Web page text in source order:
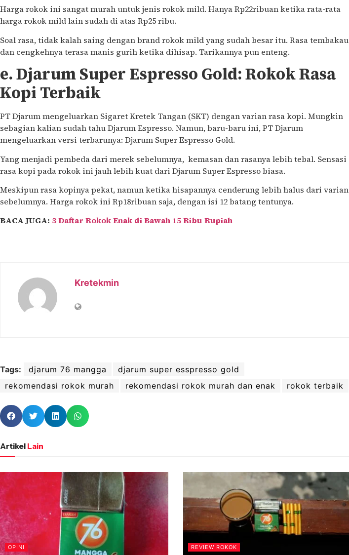
Harga rokok ini sangat murah untuk jenis rokok mild. Hanya Rp22ribuan ketika rata-rata
harga rokok mild lain sudah di atas Rp25 ribu.
Soal rasa, tidak kalah saing dengan brand rokok mild yang sudah besar itu. Rasa tembakau
dan cengkehnya terasa manis gurih ketika dihisap. Tarikannya pun enteng.
e. Djarum Super Espresso Gold: Rokok Rasa
Kopi Terbaik
PT Djarum mengeluarkan Sigaret Kretek Tangan (SKT) dengan varian rasa kopi. Mungkin
sebagian kalian sudah tahu Djarum Espresso. Namun, baru-baru ini, PT Djarum
mengeluarkan versi terbarunya: Djarum Super Espresso Gold.
Yang menjadi pembeda dari merek sebelumnya, kemasan dan rasanya lebih tebal. Sensasi
rasa kopi pada rokok ini jauh lebih kuat dari Djarum Super Espresso biasa.
Meskipun rasa kopinya pekat, namun ketika hisapannya cenderung lebih halus dari varian
sebelumnya. Harga rokok ini Rp18ribuan saja, dengan isi 12 batang tentunya.
BACA JUGA: 3 Daftar Rokok Enak di Bawah 15 Ribu Rupiah
Kretekmin
Tags: djarum 76 mangga
djarum super esspresso gold
rekomendasi rokok murah
rekomendasi rokok murah dan enak rokok terbaik
Artikel Lain
OPINI REVIEW ROKOK